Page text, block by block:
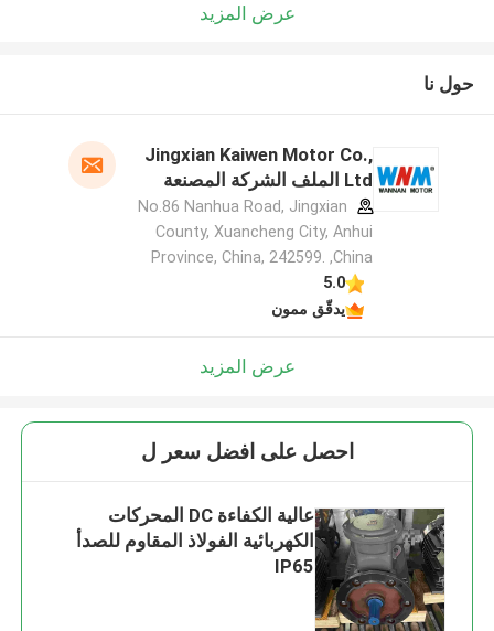
عرض المزيد
حول نا
Jingxian Kaiwen Motor Co.,
Ltd الملف الشركة المصنعة
No.86 Nanhua Road, Jingxian
County, Xuancheng City, Anhui
Province, China, 242599. ,China
5.0
يدقّق ممون
عرض المزيد
احصل على افضل سعر ل
عالية الكفاءة DC المحركات
الكهربائية الفولاذ المقاوم للصدأ
IP65